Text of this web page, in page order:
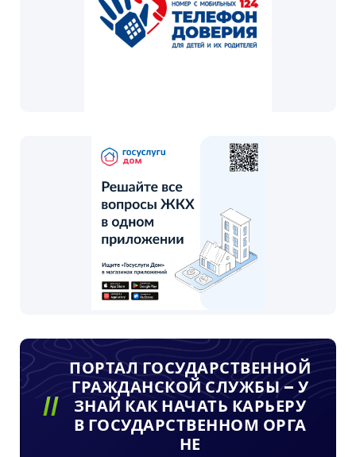
ПОРТАЛ ГОСУДАРСТВЕННОЙ
ГРАЖДАНСКОЙ СЛУЖБЫ – У
ЗНАЙ КАК НАЧАТЬ КАРЬЕРУ
В ГОСУДАРСТВЕННОМ ОРГА
НЕ